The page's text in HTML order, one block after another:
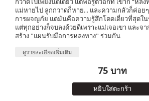
แม่หายไป ลูกกวาดก็หาย... และความกลัวก็ค่อย
การผจญภัย แต่มันคือความรู้สึกโดดเดี่ยวที่สุดใ
แต่ทุกอย่างก็จบลงด้วยดีเพราะแม่เจอเขา และจ
สร้าง "แผนรับมือการหลงทาง" ร่วมกัน
ดูรายละเอียดเพิ่มเติม
75 บาท
หยิบใส่ตะกร้า